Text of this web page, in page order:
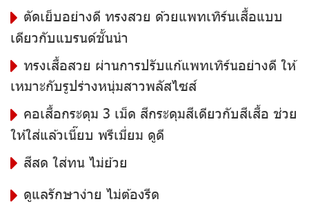
ตัดเย็บอย่างดี ทรงสวย ด้วยแพทเทิร์นเสื้อแบบ
เดียวกับแบรนด์ชั้นนำ
ทรงเสื้อสวย ผ่านการปรับแก้แพทเทิร์นอย่างดี ให้
เหมาะกับรูปร่างหนุ่มสาวพลัสไซส์
คอเสื้อกระดุม 3 เม็ด สีกระดุมสีเดียวกับสีเสื้อ ช่วย
ให้ใส่แล้วเนี๊ยบ พรีเมี่ยม ดูดี
สีสด ใส่ทน ไม่ย้วย
ดูแลรักษาง่าย ไม่ต้องรีด